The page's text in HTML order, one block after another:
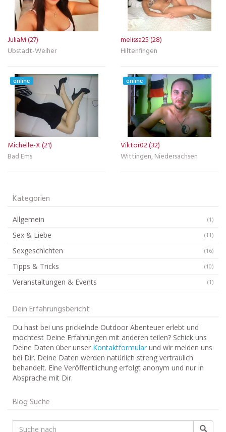
JuliaM (27)
Ubstadt-Weiher
melissa25 (28)
Hiltenfingen
online
Michelle-X (21)
Bad Ems
online
Viktor02 (32)
Wittingen, Niedersachsen
Kategorien
Allgemein (1)
Sex & Liebe (11)
Sexgeschichten (16)
Tipps & Tricks (10)
Veranstaltungen & Events (1)
Dein Erfahrungsbericht
Du hast bei uns prickelnde Outdoor Abenteuer erlebt und
möchtest Deine Erfahrungen mit anderen teilen? Schick uns
Deine Daten über unser Kontaktformular und wir melden uns
bei Dir. Deine Daten werden natürlich streng vertraulich
behandelt. Eine Veröffentlichung erfolgt anonym und nur in
Absprache mit Dir.
Blog Suche